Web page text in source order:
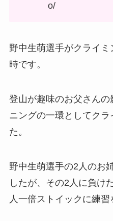
o/
野中生萌選手がクライ
時です。
登山が趣味のお父さん
ニングの一環としてク
た。
野中生萌選手の2人のお
したが、その2人に負け
人一倍ストイックに練習